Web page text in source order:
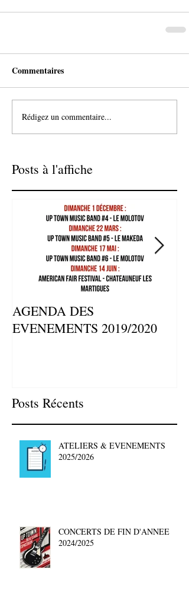
Commentaires
Rédigez un commentaire...
Posts à l'affiche
AGENDA DES
EVENEMENTS 2019/2020
Posts Récents
ATELIERS & EVENEMENTS
2025/2026
CONCERTS DE FIN D'ANNEE
2024/2025